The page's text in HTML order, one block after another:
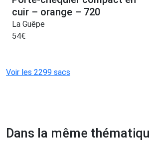
cuir – orange – 720
La Guêpe
54€
Voir les 2299 sacs
Dans la même